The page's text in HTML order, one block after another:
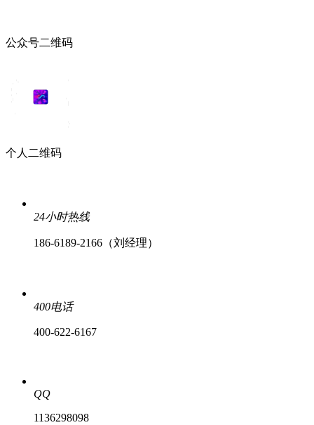
公众号二维码
个人二维码
24小时热线
186-6189-2166（刘经理）
400电话
400-622-6167
QQ
1136298098